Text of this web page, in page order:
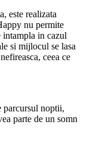
este realizata
nu permite
intampla in cazul
si mijlocul se lasa
ceea ce
parcursul noptii,
parte de un somn